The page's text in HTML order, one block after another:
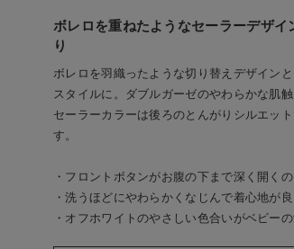
オフホワイト
ボレロを重ねたようなセーラーデザ
り
ボレロを羽織ったような切り替えデザイン
スタイルに。ダブルガーゼのやわらかな肌
セーラーカラーは後ろのとんがりシルエッ
す。
・フロントボタンがお腹の下まで深く開く
・洗うほどにやわらかくなじんで着心地が
・オフホワイトのやさしい色合いがベビー